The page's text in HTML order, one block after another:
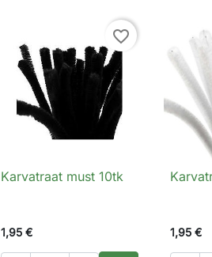
favorite_border
 Kiirvaade
Karvatraat must 10tk
1,95 € 1,95 €